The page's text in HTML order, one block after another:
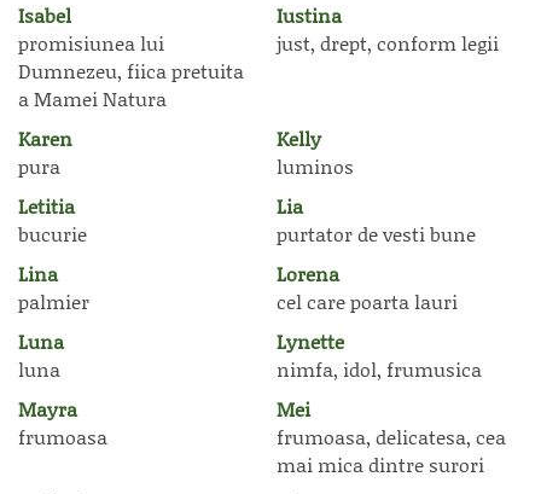
Isabel
promisiunea lui
Dumnezeu, fiica pretuita
a Mamei Natura
Iustina
just, drept, conform legii
Karen
pura
Kelly
luminos
Letitia
bucurie
Lia
purtator de vesti bune
Lina
palmier
Lorena
cel care poarta lauri
Luna
luna
Lynette
nimfa, idol, frumusica
Mayra
frumoasa
Mei
frumoasa, delicatesa, cea
mai mica dintre surori